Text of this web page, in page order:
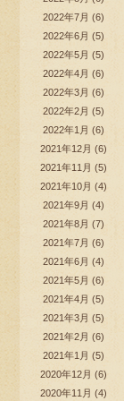
2022年7月 (6)
2022年6月 (5)
2022年5月 (5)
2022年4月 (6)
2022年3月 (6)
2022年2月 (5)
2022年1月 (6)
2021年12月 (6)
2021年11月 (5)
2021年10月 (4)
2021年9月 (4)
2021年8月 (7)
2021年7月 (6)
2021年6月 (4)
2021年5月 (6)
2021年4月 (5)
2021年3月 (5)
2021年2月 (6)
2021年1月 (5)
2020年12月 (6)
2020年11月 (4)